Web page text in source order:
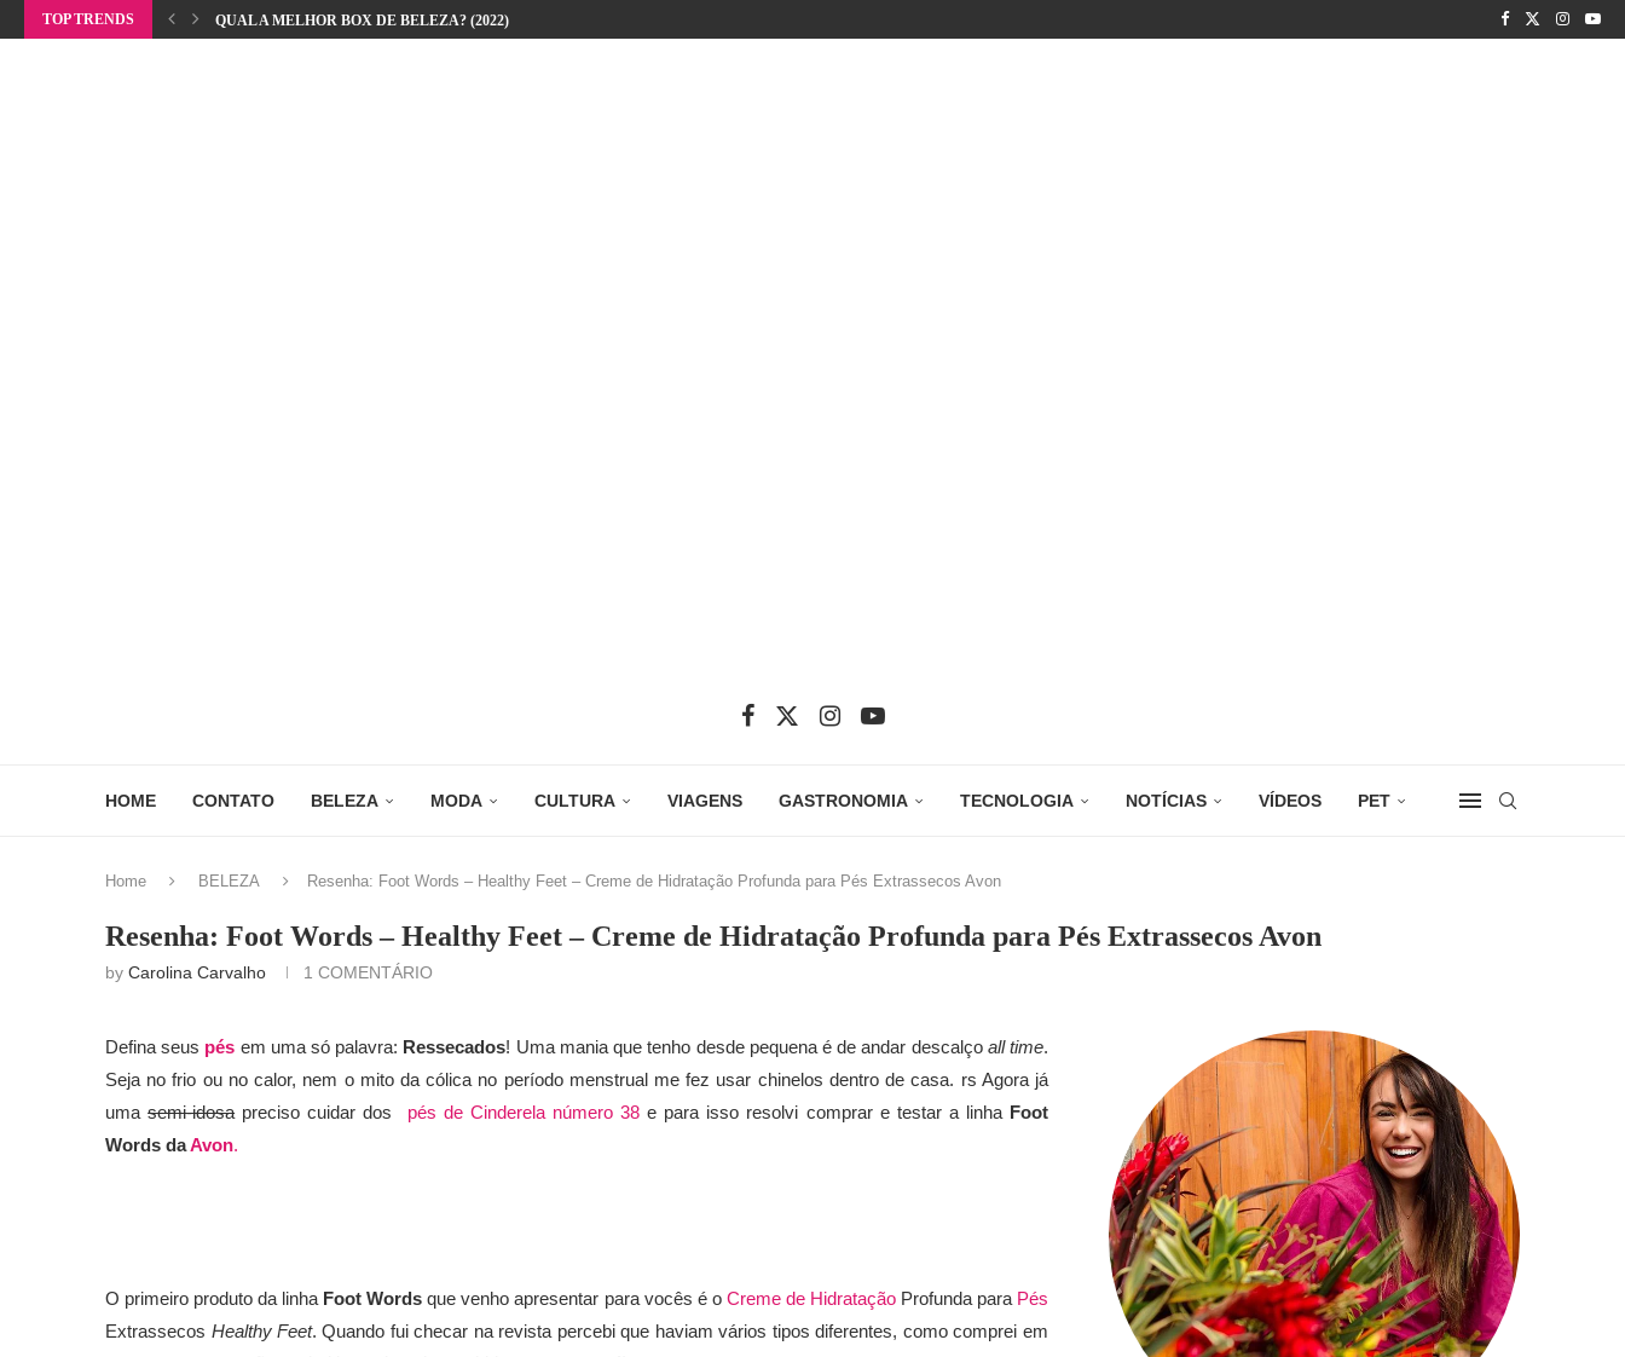
TOP TRENDS QUAL A MELHOR BOX DE BELEZA? (2022)
HOME CONTATO BELEZA MODA CULTURA VIAGENS GASTRONOMIA TECNOLOGIA NOTÍCIAS VÍDEOS PET
Home BELEZA Resenha: Foot Words – Healthy Feet – Creme de Hidratação Profunda para Pés Extrassecos Avon
Resenha: Foot Words – Healthy Feet – Creme de Hidratação Profunda para Pés Extrassecos Avon
by Carolina Carvalho 1 COMENTÁRIO
Defina seus pés em uma só palavra: Ressecados! Uma mania que tenho desde pequena é de andar descalço all time.
Seja no frio ou no calor, nem o mito da cólica no período menstrual me fez usar chinelos dentro de casa. rs Agora já
umasemi-idosa preciso cuidar dos pés de Cinderela número 38 e para isso resolvi comprar e testar a linha Foot
Words daAvon.
O primeiro produto da linha Foot Wordsque venho apresentar para vocês é o Creme de HidrataçãoProfunda para Pés
Extrassecos Healthy Feet. Quando fui checar na revista percebi que haviam vários tipos diferentes, como comprei em